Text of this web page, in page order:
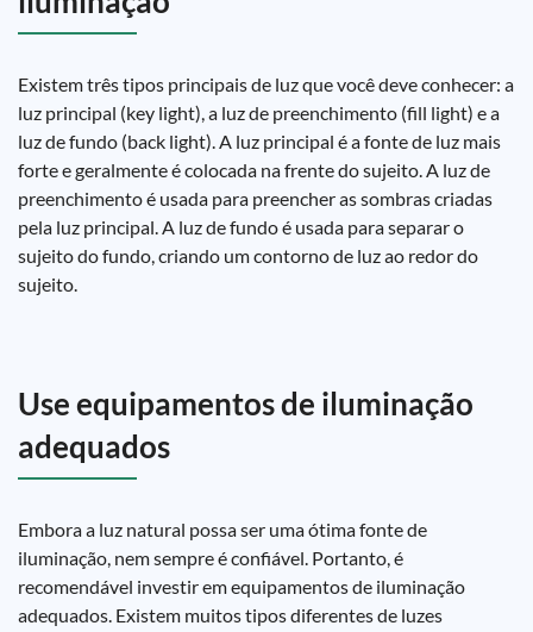
Existem três tipos principais de luz que você deve conhecer: a
luz principal (key light), a luz de preenchimento (fill light) e a
luz de fundo (back light). A luz principal é a fonte de luz mais
forte e geralmente é colocada na frente do sujeito. A luz de
preenchimento é usada para preencher as sombras criadas
pela luz principal. A luz de fundo é usada para separar o
sujeito do fundo, criando um contorno de luz ao redor do
sujeito.
Use equipamentos de iluminação
adequados
Embora a luz natural possa ser uma ótima fonte de
iluminação, nem sempre é confiável. Portanto, é
recomendável investir em equipamentos de iluminação
adequados. Existem muitos tipos diferentes de luzes